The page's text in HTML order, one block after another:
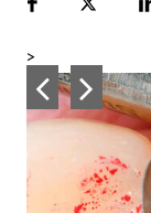
FacebookPlattform
>